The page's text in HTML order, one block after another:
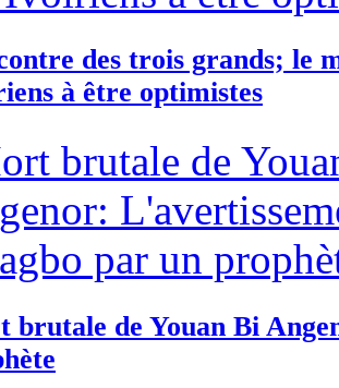
des trois grands; le
à être optimistes
brutale de Youan Bi